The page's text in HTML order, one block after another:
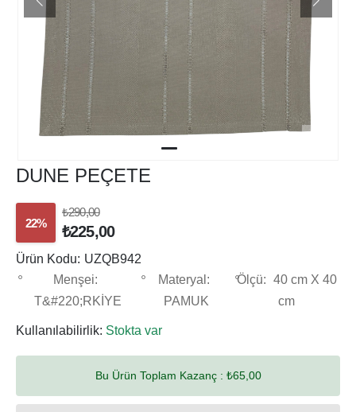
DUNE PEÇETE
22%
₺290,00
₺225,00
Ürün Kodu: UZQB942
Menşei:
T&#220;RKİYE
Materyal:
PAMUK
Ölçü: 40 cm X 40
cm
Kullanılabilirlik: Stokta var
Bu Ürün Toplam Kazanç : ₺65,00